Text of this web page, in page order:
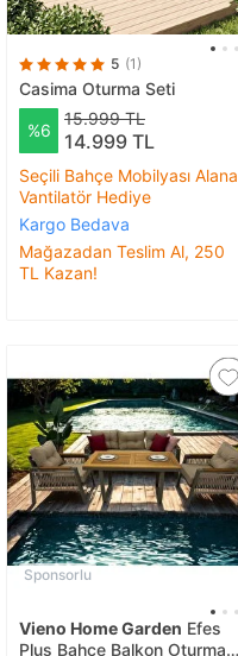
5 (1)
Casima Oturma Seti
%6
15.999 TL
14.999 TL
Seçili Bahçe Mobilyası Alana
Vantilatör Hediye
Kargo Bedava
Mağazadan Teslim Al, 250
TL Kazan!
Sponsorlu
Vieno Home Garden Efes
Plus Bahçe Balkon Oturma